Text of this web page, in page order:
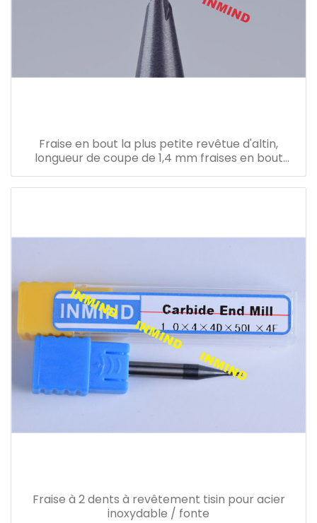
Fraise en bout la plus petite revêtue d'altin,
longueur de coupe de 1,4 mm fraises en bout
haute performance
Fraise à 2 dents à revêtement tisin pour acier
inoxydable / fonte